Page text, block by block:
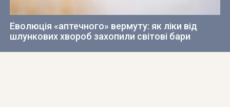
Еволюція «аптечного» вермуту: як ліки від
шлункових хвороб захопили світові бари